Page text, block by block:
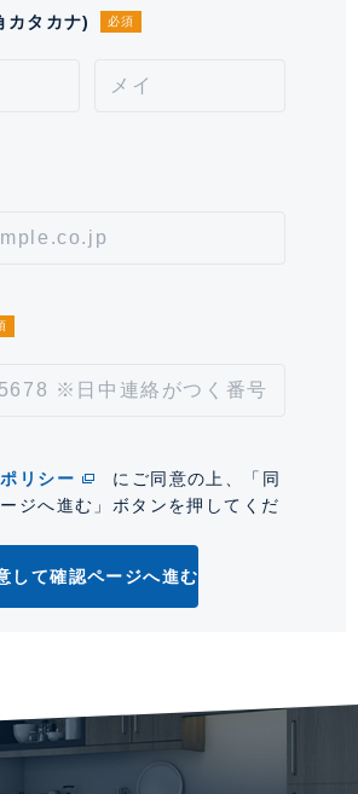
ＮＴＴアーバンバリューサポート株式
全部委託 / 日勤管理
笄小学校(約800m)
※売主非居住者につき、海外源泉が発
共視聴設備：263円 留守モード
仲介
カタカナ) 必須
リシー
にご同意の上、「同
ジへ進む」ボタンを押してくだ
して確認ページへ進む